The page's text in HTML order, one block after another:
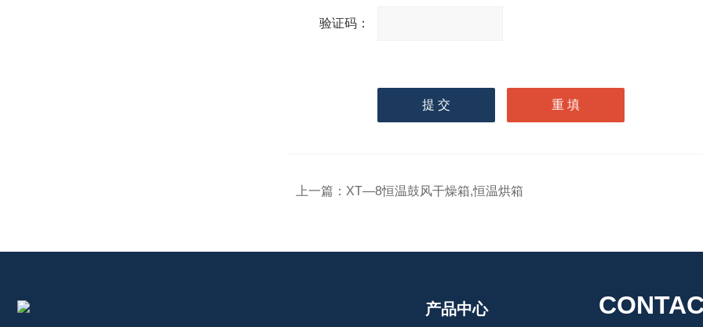
验证码：
输入计算结果（填写阿拉
上一篇： XT—8恒温鼓风干燥箱,恒温烘箱
产品中心